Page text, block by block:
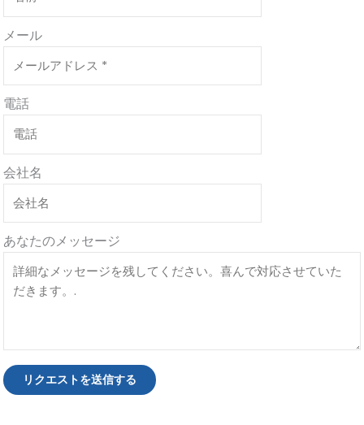
メール
電話
会社名
あなたのメッセージ
リクエストを送信する